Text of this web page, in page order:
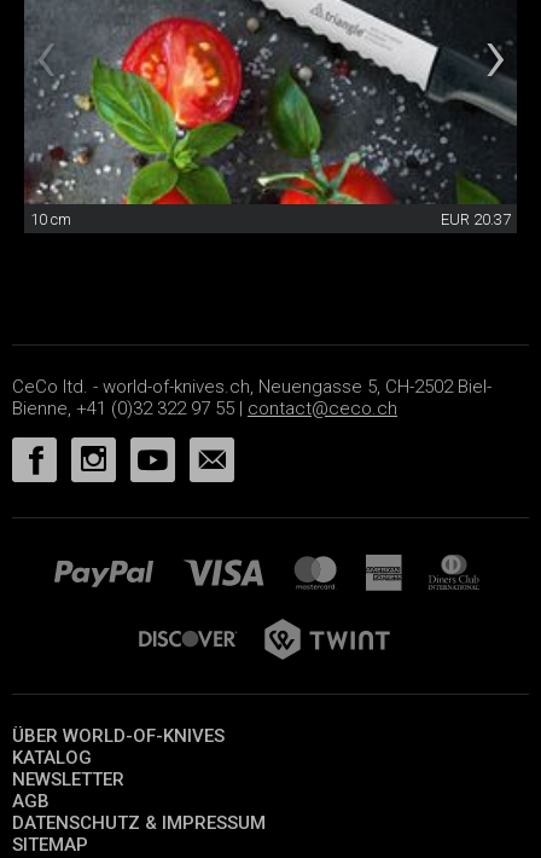
10 cm EUR 20.37
CeCo ltd. - world-of-knives.ch, Neuengasse 5, CH-2502 Biel-
Bienne, +41 (0)32 322 97 55 | contact@ceco.ch
ÜBER WORLD-OF-KNIVES
KATALOG
NEWSLETTER
AGB
DATENSCHUTZ & IMPRESSUM
SITEMAP